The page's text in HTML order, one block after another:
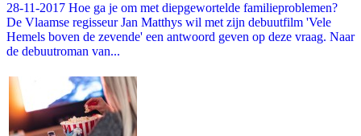
28-11-2017 Hoe ga je om met diepgewortelde familieproblemen?
De Vlaamse regisseur Jan Matthys wil met zijn debuutfilm 'Vele
Hemels boven de zevende' een antwoord geven op deze vraag. Naar
de debuutroman van...